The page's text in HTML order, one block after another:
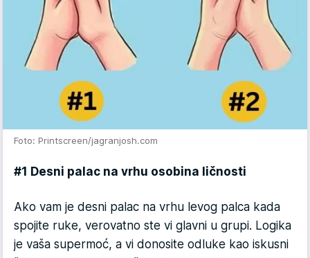
Foto: Printscreen/jagranjosh.com
#1 Desni palac na vrhu osobina ličnosti
Ako vam je desni palac na vrhu levog palca kada
spojite ruke, verovatno ste vi glavni u grupi. Logika
je vaša supermoć, a vi donosite odluke kao iskusni